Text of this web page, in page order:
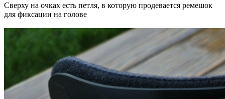
Сверху на очках есть петля, в которую продевается ремешок
для фиксации на голове